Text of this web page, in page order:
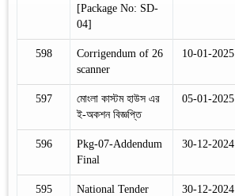
[Package No: SD-
04]
598
Corrigendum of 26
scanner
10-01-2025
597
মোংলা কাস্টম হাউস এর
ই-অকশন বিজ্ঞপ্তি
05-01-2025
596
Pkg-07-Addendum
Final
30-12-2024
595
National Tender
30-12-2024